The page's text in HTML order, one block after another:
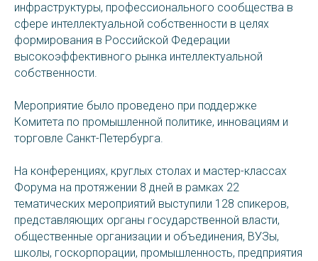
инфраструктуры, профессионального сообщества в
сфере интеллектуальной собственности в целях
формирования в Российской Федерации
высокоэффективного рынка интеллектуальной
собственности.
Мероприятие было проведено при поддержке
Комитета по промышленной политике, инновациям и
торговле Санкт-Петербурга.
На конференциях, круглых столах и мастер-классах
Форума на протяжении 8 дней в рамках 22
тематических мероприятий выступили 128 спикеров,
представляющих органы государственной власти,
общественные организации и объединения, ВУЗы,
школы, госкорпорации, промышленность, предприятия